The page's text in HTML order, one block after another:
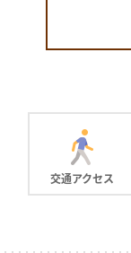
交通アクセス